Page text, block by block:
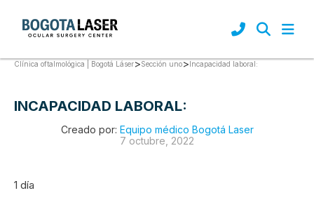
Clínica oftalmológica | Bogotá Láser>Sección uno>Incapacidad laboral:
INCAPACIDAD LABORAL:
Creado por: Equipo médico Bogotá Laser
7 octubre, 2022
1 día